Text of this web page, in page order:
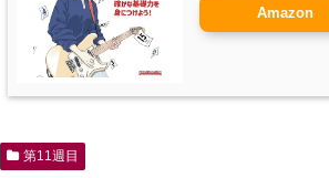
Amazon
第11週目